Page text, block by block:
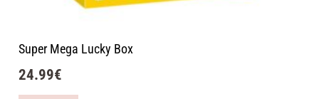
Super Mega Lucky Box
24.99€